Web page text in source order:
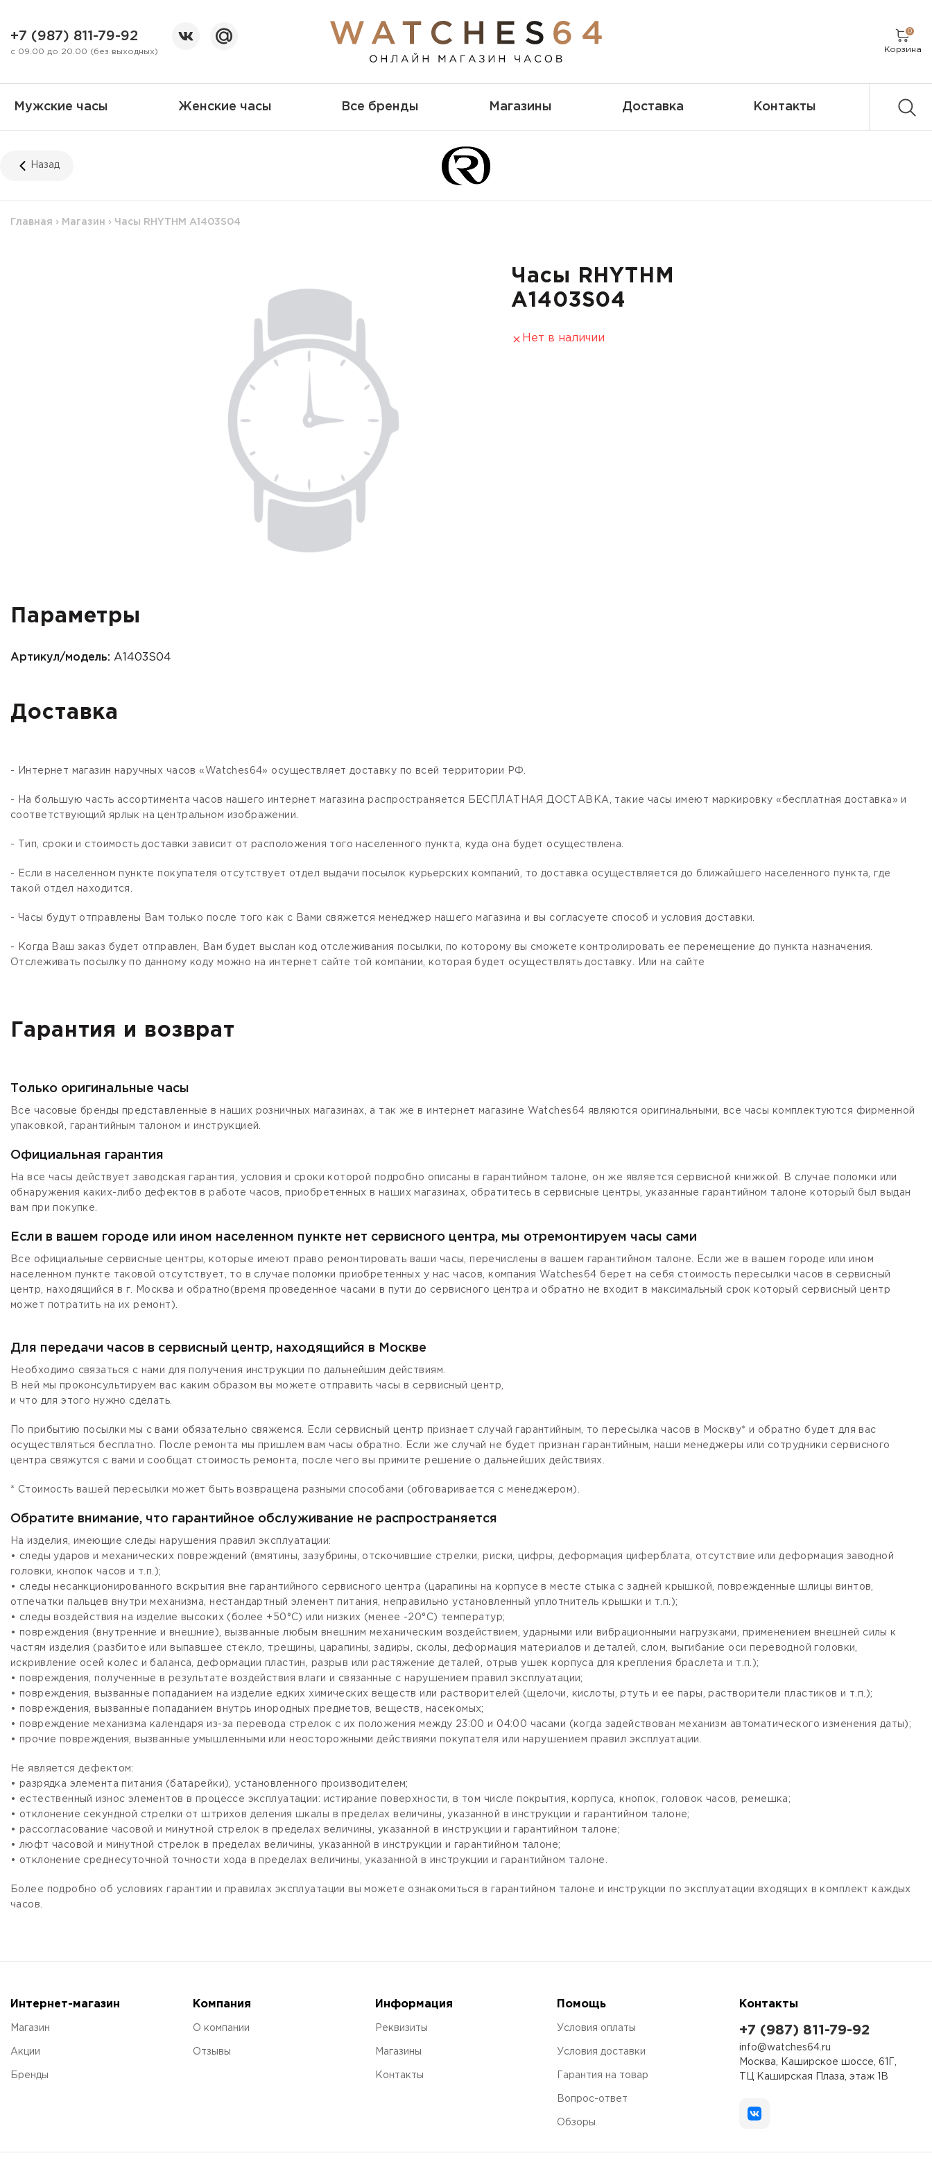
+7 (987) 811-79-92
с 09.00 до 20.00 (без выходных)
0
Корзина
Мужские часы Женские часы Все бренды Магазины Доставка Контакты
Назад
Главная › Магазин › Часы RHYTHM A1403S04
Часы RHYTHM
A1403S04
Нет в наличии
Параметры
Артикул/модель: A1403S04
Доставка
- Интернет магазин наручных часов «Watches64» осуществляет доставку по всей территории РФ.
- На большую часть ассортимента часов нашего интернет магазина распространяется БЕСПЛАТНАЯ ДОСТАВКА, такие часы имеют маркировку «бесплатная доставка» и
соответствующий ярлык на центральном изображении.
- Тип, сроки и стоимость доставки зависит от расположения того населенного пункта, куда она будет осуществлена.
- Если в населенном пункте покупателя отсутствует отдел выдачи посылок курьерских компаний, то доставка осуществляется до ближайшего населенного пункта, где
такой отдел находится.
- Часы будут отправлены Вам только после того как с Вами свяжется менеджер нашего магазина и вы согласуете способ и условия доставки.
- Когда Ваш заказ будет отправлен, Вам будет выслан код отслеживания посылки, по которому вы сможете контролировать ее перемещение до пункта назначения.
Отслеживать посылку по данному коду можно на интернет сайте той компании, которая будет осуществлять доставку. Или на сайте
Гарантия и возврат
Только оригинальные часы
Все часовые бренды представленные в наших розничных магазинах, а так же в интернет магазине Watches64 являются оригинальными, все часы комплектуются фирменной
упаковкой, гарантийным талоном и инструкцией.
Официальная гарантия
На все часы действует заводская гарантия, условия и сроки которой подробно описаны в гарантийном талоне, он же является сервисной книжкой. В случае поломки или
обнаружения каких-либо дефектов в работе часов, приобретенных в наших магазинах, обратитесь в сервисные центры, указанные гарантийном талоне который был выдан
вам при покупке.
Если в вашем городе или ином населенном пункте нет сервисного центра, мы отремонтируем часы сами
Все официальные сервисные центры, которые имеют право ремонтировать ваши часы, перечислены в вашем гарантийном талоне. Если же в вашем городе или ином
населенном пункте таковой отсутствует, то в случае поломки приобретенных у нас часов, компания Watches64 берет на себя стоимость пересылки часов в сервисный
центр, находящийся в г. Москва и обратно(время проведенное часами в пути до сервисного центра и обратно не входит в максимальный срок который сервисный центр
может потратить на их ремонт).
Для передачи часов в сервисный центр, находящийся в Москве
Необходимо связаться с нами для получения инструкции по дальнейшим действиям.
В ней мы проконсультируем вас каким образом вы можете отправить часы в сервисный центр,
и что для этого нужно сделать.
По прибытию посылки мы с вами обязательно свяжемся. Если сервисный центр признает случай гарантийным, то пересылка часов в Москву* и обратно будет для вас
осуществляться бесплатно. После ремонта мы пришлем вам часы обратно. Если же случай не будет признан гарантийным, наши менеджеры или сотрудники сервисного
центра свяжутся с вами и сообщат стоимость ремонта, после чего вы примите решение о дальнейших действиях.
* Стоимость вашей пересылки может быть возвращена разными способами (обговаривается с менеджером).
Обратите внимание, что гарантийное обслуживание не распространяется
На изделия, имеющие следы нарушения правил эксплуатации:
• следы ударов и механических повреждений (вмятины, зазубрины, отскочившие стрелки, риски, цифры, деформация циферблата, отсутствие или деформация заводной
головки, кнопок часов и т.п.);
• следы несанкционированного вскрытия вне гарантийного сервисного центра (царапины на корпусе в месте стыка с задней крышкой, поврежденные шлицы винтов,
отпечатки пальцев внутри механизма, нестандартный элемент питания, неправильно установленный уплотнитель крышки и т.п.);
• следы воздействия на изделие высоких (более +50°С) или низких (менее -20°С) температур;
• повреждения (внутренние и внешние), вызванные любым внешним механическим воздействием, ударными или вибрационными нагрузками, применением внешней силы к
частям изделия (разбитое или выпавшее стекло, трещины, царапины, задиры, сколы, деформация материалов и деталей, слом, выгибание оси переводной головки,
искривление осей колес и баланса, деформации пластин, разрыв или растяжение деталей, отрыв ушек корпуса для крепления браслета и т.п.);
• повреждения, полученные в результате воздействия влаги и связанные с нарушением правил эксплуатации;
• повреждения, вызванные попаданием на изделие едких химических веществ или растворителей (щелочи, кислоты, ртуть и ее пары, растворители пластиков и т.п.);
• повреждения, вызванные попаданием внутрь инородных предметов, веществ, насекомых;
• повреждение механизма календаря из-за перевода стрелок с их положения между 23:00 и 04:00 часами (когда задействован механизм автоматического изменения даты);
• прочие повреждения, вызванные умышленными или неосторожными действиями покупателя или нарушением правил эксплуатации.
Не является дефектом:
• разрядка элемента питания (батарейки), установленного производителем;
• естественный износ элементов в процессе эксплуатации: истирание поверхности, в том числе покрытия, корпуса, кнопок, головок часов, ремешка;
• отклонение секундной стрелки от штрихов деления шкалы в пределах величины, указанной в инструкции и гарантийном талоне;
• рассогласование часовой и минутной стрелок в пределах величины, указанной в инструкции и гарантийном талоне;
• люфт часовой и минутной стрелок в пределах величины, указанной в инструкции и гарантийном талоне;
• отклонение среднесуточной точности хода в пределах величины, указанной в инструкции и гарантийном талоне.
Более подробно об условиях гарантии и правилах эксплуатации вы можете ознакомиться в гарантийном талоне и инструкции по эксплуатации входящих в комплект каждых
часов.
Интернет-магазин
Магазин
Акции
Бренды
Компания
О компании
Отзывы
Информация
Реквизиты
Магазины
Контакты
Помощь
Условия оплаты
Условия доставки
Гарантия на товар
Вопрос-ответ
Обзоры
Контакты
+7 (987) 811-79-92
info@watches64.ru
Москва, Каширское шоссе, 61Г,
ТЦ Каширская Плаза, этаж 1В